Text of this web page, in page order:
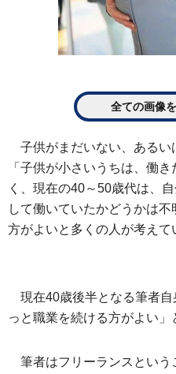
全ての画像
子供がまだいない、あるい
「子供が小さいうちは、働
く、現在の40～50歳代は、
して働いていたかどうかは
方がよいと多くの人が考えて
現在40歳後半となる筆者
っと職業を続ける方がよい」
筆者はフリーランスという